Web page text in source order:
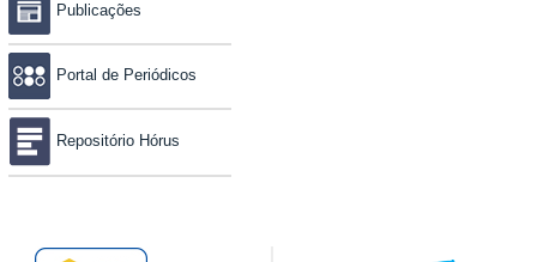
Publicações
Portal de Periódicos
Repositório Hórus